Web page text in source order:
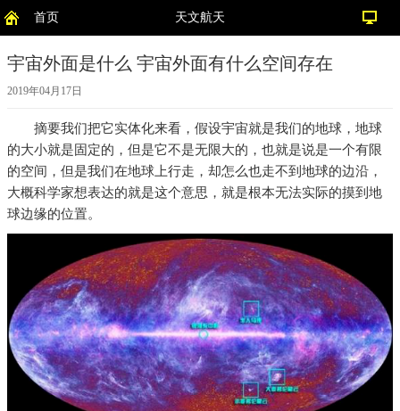
首页 天文航天
宇宙外面是什么 宇宙外面有什么空间存在
2019年04月17日
摘要我们把它实体化来看，假设宇宙就是我们的地球，地球
的大小就是固定的，但是它不是无限大的，也就是说是一个有限
的空间，但是我们在地球上行走，却怎么也走不到地球的边沿，
大概科学家想表达的就是这个意思，就是根本无法实际的摸到地
球边缘的位置。